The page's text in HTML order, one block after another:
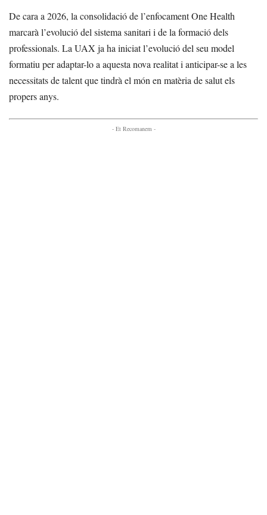
De cara a 2026, la consolidació de l’enfocament One Health
marcarà l’evolució del sistema sanitari i de la formació dels
professionals. La UAX ja ha iniciat l’evolució del seu model
formatiu per adaptar-lo a aquesta nova realitat i anticipar-se a les
necessitats de talent que tindrà el món en matèria de salut els
propers anys.
- Et Recomanem -